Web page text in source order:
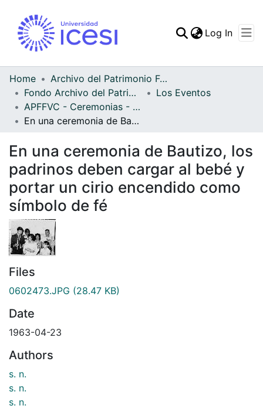
Statistics
Log In
Home
Archivo del Patrimonio Fotográfico y Fílmico del Valle del Cauca
Fondo Archivo del Patrimonio Fotográfico y Fílmico del Valle del Cauca
Los Eventos
APFFVC - Ceremonias - Patrimonial
En una ceremonia de Bautizo, los padrinos deben cargar al bebé y portar un cirio encendido como símbolo de fé
En una ceremonia de Bautizo, los
padrinos deben cargar al bebé y
portar un cirio encendido como
símbolo de fé
Files
0602473.JPG (28.47 KB)
Date
1963-04-23
Authors
s. n.
s. n.
s. n.